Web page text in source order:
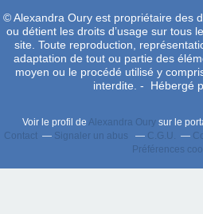
© Alexandra Oury est propriétaire des
ou détient les droits d’usage sur tous
site. Toute reproduction,
adaptation de tout ou partie des
moyen ou le procédé utilisé y
interdite. - Hébergé
Voir le profil de Alexandra Oury sur le
Contact
Signaler un abus C.G.U.
Préférences